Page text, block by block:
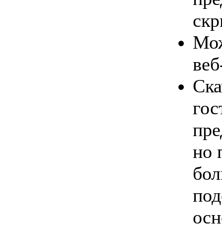
но